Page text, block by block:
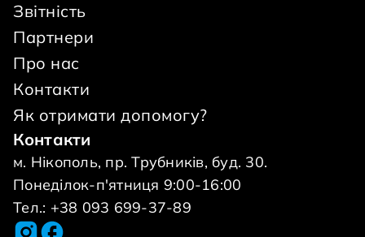
Звітність
Партнери
Про нас
Контакти
Як отримати допомогу?
Контакти
м. Нікополь, пр. Трубників, буд. 30.
Понеділок-п'ятниця 9:00-16:00
Тел.: +38 093 699-37-89